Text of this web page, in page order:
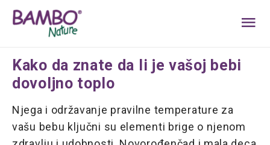
Kako da znate da li je vašoj bebi
dovoljno toplo
Njega i održavanje pravilne temperature za
vašu bebu ključni su elementi brige o njenom